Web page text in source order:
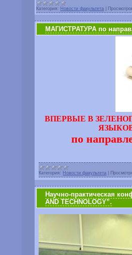
Категория: Новости факультета
МАГИСТРАТУРА по
ВПЕРВЫЕ В
по
Категория: Новости факультета
Научно-практическая
AND TECHNOLOGY”.